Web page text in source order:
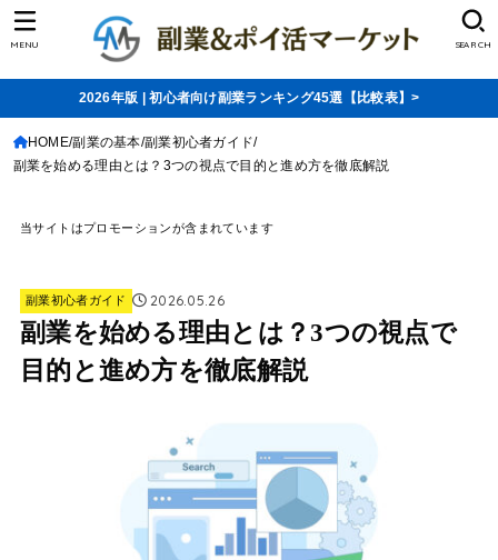
SEARCH
MENU
2026年版 | 初心者向け副業ランキング45選【比較表】>
HOME 副業の基本 副業初心者ガイド
副業を始める理由とは？3つの視点で目的と進め方を徹底解説
当サイトはプロモーションが含まれています
副業初心者ガイド 2026.05.26
副業を始める理由とは？3つの視点で
目的と進め方を徹底解説